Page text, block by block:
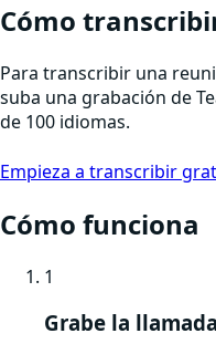
Cómo
Para transcribir una
suba una grabación de
de 100 idiomas.
Empieza a transcribir
Cómo funciona
1
Grabe la